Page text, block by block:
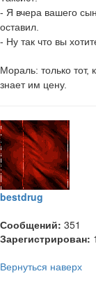
- Я вчера вашего
оставил.
- Ну так что вы
Мораль: только тот,
знает им цену.
bestdrug
Сообщений: 351
Зарегистрирован:
Вернуться наверх